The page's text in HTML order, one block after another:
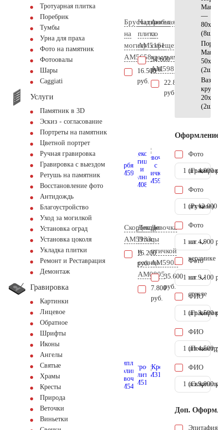
Тротуарная плитка
Поребрик
Тумбы
Урна для праха
Фото на памятник
Фотоовалы
Шары
Сaggiati
Услуги
Памятник в 3D
Эскиз - согласование
Портреты на памятник
Цветной портрет
Ручная гравировка
Гравировка с выездом
Ретушь на памятник
Восстановление фото
Антидождь
Благоустройство
Уход за могилкой
Установка оград
Установка цоколя
Укладка плитки
Ремонт и Реставрация
Демонтаж
Гравировка
Картинки
Лицевое
Обратное
Шрифты
Иконы
Ангелы
Святые
Храмы
Кресты
Природа
Веточки
Виньетки
Брусчатка
на
могилу
AM5658
16.500
руб.
Надгробная
плита
AM5161
34.600
руб.
Ангел
со
скрещенными
крыльями
AM5987
22.800
руб.
Скорбящая
AM5933
16.200
руб.
Декор
Птицы
и
солнце
AM0805
7.800
руб.
Девочка
с
птичкой
AM5905
35.600
руб.
—
(8шт)
(2шт)
Ваза
(2шт)
Фото
1 шт.4.900
Фото
(Ручное)
1 шт.
Фото
на
керамике
1 шт. 4.900
Фото
на
стекле
1 шт. 9.100
ФИО
1 шт.3.500
ФИО
1 шт.4.500
ФИО
1 шт.9.000
Доп.
Эпитафия